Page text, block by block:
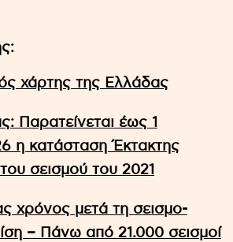
χάρτης της Ελλάδας
Παρατείνεται έως 1
η κατάσταση Έκτακτης
σεισμού του 2021
χρόνος μετά τη σεισμο-
– Πάνω από 21.000 σεισμοί